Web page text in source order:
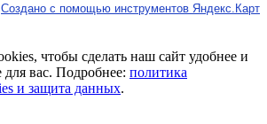
Создано с помощью инструментов Яндекс.Карт
чтобы сделать наш сайт удобнее и
для вас. Подробнее: политика
и защита данных.